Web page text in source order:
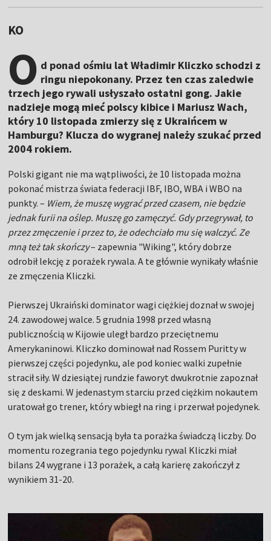
KO
O d ponad ośmiu lat Władimir Kliczko schodzi z
ringu niepokonany. Przez ten czas zaledwie
trzech jego rywali usłyszało ostatni gong. Jakie
nadzieje mogą mieć polscy kibice i Mariusz Wach,
który 10 listopada zmierzy się z Ukraińcem w
Hamburgu? Klucza do wygranej należy szukać przed
2004 rokiem.
Polski gigant nie ma wątpliwości, że 10 listopada można
pokonać mistrza świata federacji IBF, IBO, WBA i WBO na
punkty. – Wiem, że muszę wygrać przed czasem, nie będzie
jednak furii na oślep. Muszę go zamęczyć. Gdy przegrywał, to
przez zmęczenie i przez to, że odechciało mu się walczyć. Ze
mną też tak skończy– zapewnia "Wiking", który dobrze
odrobił lekcję z porażek rywala. A te głównie wynikały właśnie
ze zmęczenia Kliczki.
Pierwszej Ukraiński dominator wagi ciężkiej doznał w swojej
24. zawodowej walce. 5 grudnia 1998 przed własną
publicznością w Kijowie uległ bardzo przeciętnemu
Amerykaninowi. Kliczko dominował nad Rossem Puritty w
pierwszej części pojedynku, ale pod koniec walki zupełnie
stracił siły. W dziesiątej rundzie faworyt dwukrotnie zapoznał
się z deskami. W jedenastym starciu przed ciężkim nokautem
uratował go trener, który wbiegł na ring i przerwał pojedynek.
O tym jak wielką sensacją była ta porażka świadczą liczby. Do
momentu rozegrania tego pojedynku rywal Kliczki miał
bilans 24 wygrane i 13 porażek, a całą karierę zakończył z
wynikiem 31-20.